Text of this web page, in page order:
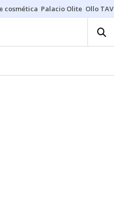
cosmética Palacio Olite Ollo TAV